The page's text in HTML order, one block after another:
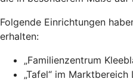
Folgende Einrichtungen
erhalten:
„Familienzentrum
„Tafel“ im